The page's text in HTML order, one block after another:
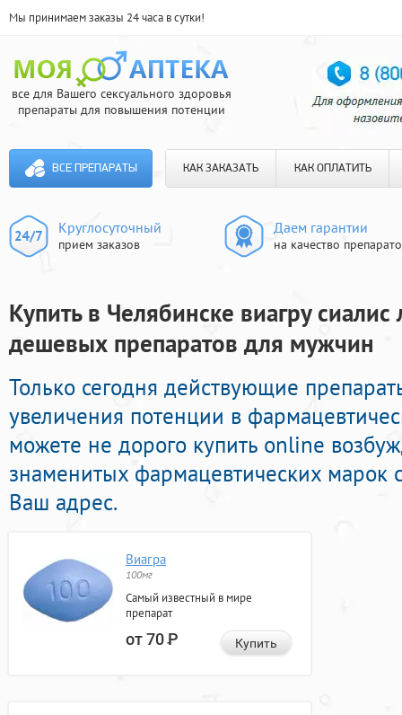
Мы принимаем заказы 24 часа в сутки!
все для Вашего сексуального здоровья
препараты для повышения потенции
ВСЕ ПРЕПАРАТЫ КАК ЗАКАЗАТЬ КАК ОПЛАТИТЬ
Круглосуточный
прием заказов
Даем гарантии
на качество
Купить в Челябинске виагру сиалис
дешевых препаратов для мужчин
Только сегодня действующие
увеличения потенции в
можете не дорого купить online
знаменитых фармацевтических марок
Ваш адрес.
Виагра
100мг
Самый известный в мире
препарат
от 70Р Купить